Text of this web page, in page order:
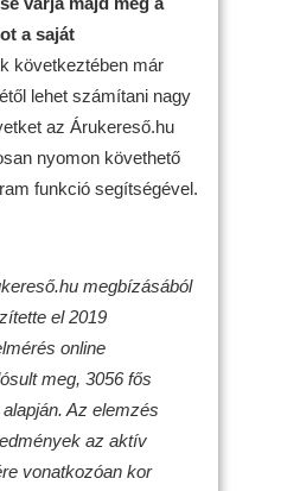
a saját
következtében már
lehet számítani nagy
az Árukereső.hu
nyomon követhető
funkció segítségével.
megbízásából
el 2019
online
meg, 3056 fős
Az elemzés
az aktív
vonatkozóan kor